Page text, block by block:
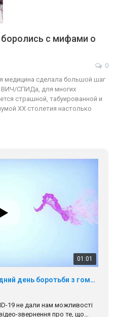
с мифами о
0
медицина сделала большой шаг
ВИЧ/СПИДа, для многих
страшной, табуированной и
ХХ столетия настолько
01:01
17 травня IDAHO. Міжнародний день боротьби з гомофобією трансфобією і біфобія.
19 не дали нам можливості
звернення про те, що